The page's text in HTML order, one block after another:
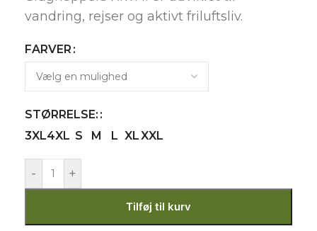
vandring, rejser og aktivt friluftsliv.
FARVER
STØRRELSE:
3XL4XL S M L XLXXL
- +
Tilføj til kurv